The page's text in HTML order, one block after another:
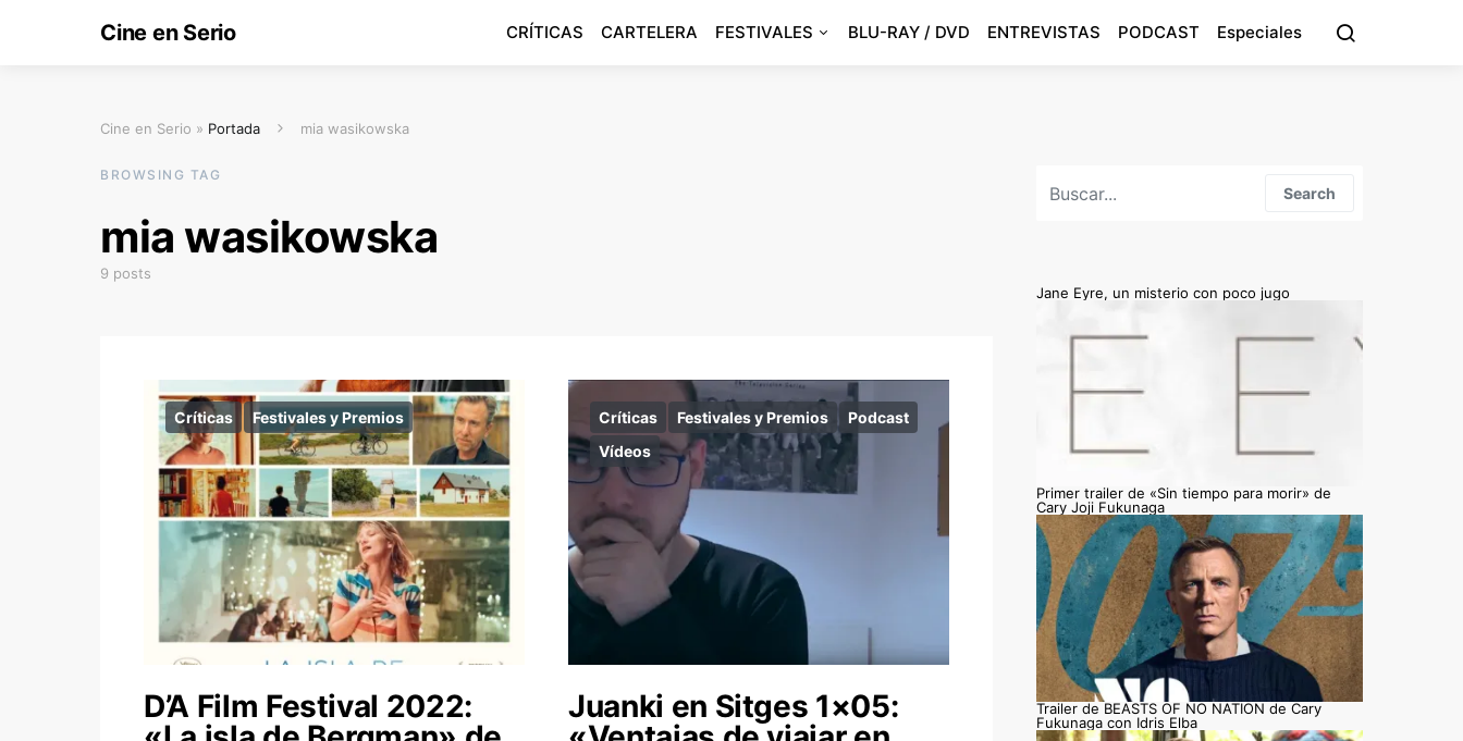
Cine en Serio CRÍTICAS CARTELERA FESTIVALES BLU-RAY / DVD ENTREVISTAS PODCAST Especiales
Cine en Serio » Portada mia wasikowska
BROWSING TAG
mia wasikowska
9 posts
Críticas Festivales y Premios
D’A Film Festival 2022:
Críticas Festivales y Premios
Podcast
Vídeos
Juanki en Sitges 1×05:
Search
Jane Eyre, un misterio con poco jugo
Primer trailer de «Sin tiempo para morir» de
Cary Joji Fukunaga
Trailer de BEASTS OF NO NATION de Cary
Fukunaga con Idris Elba